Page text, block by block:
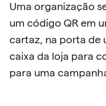
Uma organização
um código QR em
cartaz, na porta de
caixa da loja para
para uma